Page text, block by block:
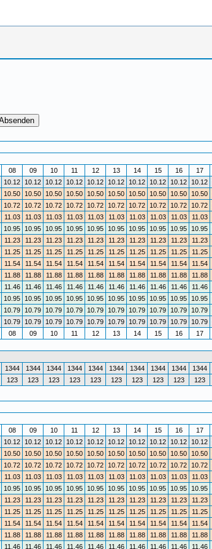
08 09 10 11 12 13 14 15 16 17
10.12 10.12 10.12 10.12 10.12 10.12 10.12 10.12 10.12 10.12
10.50 10.50 10.50 10.50 10.50 10.50 10.50 10.50 10.50 10.50
10.72 10.72 10.72 10.72 10.72 10.72 10.72 10.72 10.72 10.72
11.03 11.03 11.03 11.03 11.03 11.03 11.03 11.03 11.03 11.03
10.95 10.95 10.95 10.95 10.95 10.95 10.95 10.95 10.95 10.95
11.23 11.23 11.23 11.23 11.23 11.23 11.23 11.23 11.23 11.23
11.25 11.25 11.25 11.25 11.25 11.25 11.25 11.25 11.25 11.25
11.54 11.54 11.54 11.54 11.54 11.54 11.54 11.54 11.54 11.54
11.88 11.88 11.88 11.88 11.88 11.88 11.88 11.88 11.88 11.88
11.46 11.46 11.46 11.46 11.46 11.46 11.46 11.46 11.46 11.46
10.95 10.95 10.95 10.95 10.95 10.95 10.95 10.95 10.95 10.95
10.79 10.79 10.79 10.79 10.79 10.79 10.79 10.79 10.79 10.79
10.79 10.79 10.79 10.79 10.79 10.79 10.79 10.79 10.79 10.79
08 09 10 11 12 13 14 15 16 17
1344 1344 1344 1344 1344 1344 1344 1344 1344 1344
123 123 123 123 123 123 123 123 123 123
08 09 10 11 12 13 14 15 16 17
10.12 10.12 10.12 10.12 10.12 10.12 10.12 10.12 10.12 10.12
10.50 10.50 10.50 10.50 10.50 10.50 10.50 10.50 10.50 10.50
10.72 10.72 10.72 10.72 10.72 10.72 10.72 10.72 10.72 10.72
11.03 11.03 11.03 11.03 11.03 11.03 11.03 11.03 11.03 11.03
10.95 10.95 10.95 10.95 10.95 10.95 10.95 10.95 10.95 10.95
11.23 11.23 11.23 11.23 11.23 11.23 11.23 11.23 11.23 11.23
11.25 11.25 11.25 11.25 11.25 11.25 11.25 11.25 11.25 11.25
11.54 11.54 11.54 11.54 11.54 11.54 11.54 11.54 11.54 11.54
11.88 11.88 11.88 11.88 11.88 11.88 11.88 11.88 11.88 11.88
11.46 11.46 11.46 11.46 11.46 11.46 11.46 11.46 11.46 11.46